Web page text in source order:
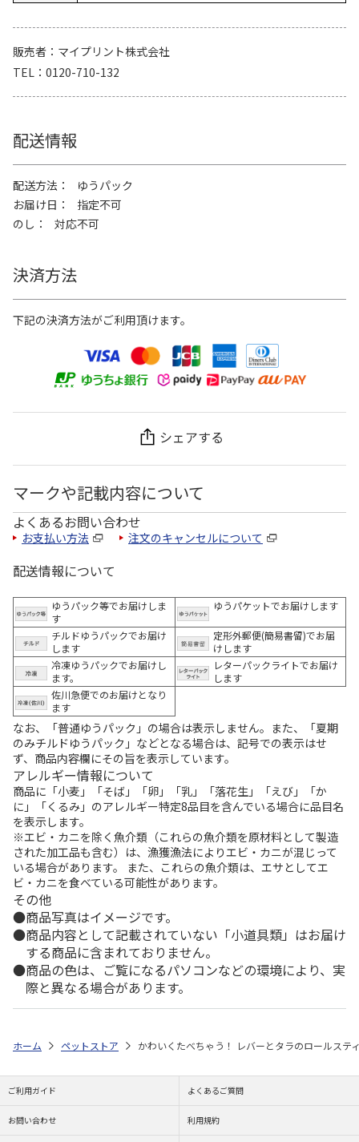
販売者
マイプリント株式会社
TEL
0120-710-132
配送情報
配送方法
ゆうパック
お届け日
指定不可
のし
対応不可
決済方法
下記の決済方法がご利用頂けます。
シェアする
マークや記載内容について
よくあるお問い合わせ
お支払い方法 注文のキャンセルについて
配送情報について
ゆうパック等でお届けしま
す
ゆうパケットでお届けします
チルドゆうパックでお届け
します
定形外郵便(簡易書留)でお届
けします
冷凍ゆうパックでお届けし
ます。
レターパックライトでお届け
します
佐川急便でのお届けとなり
ます
なお、「普通ゆうパック」の場合は表示しません。また、「夏期
のみチルドゆうパック」などとなる場合は、記号での表示はせ
ず、商品内容欄にその旨を表示しています。
アレルギー情報について
商品に「小麦」「そば」「卵」「乳」「落花生」「えび」「か
に」「くるみ」のアレルギー特定8品目を含んでいる場合に品目名
を表示します。
※エビ・カニを除く魚介類（これらの魚介類を原材料として製造
された加工品も含む）は、漁獲漁法によりエビ・カニが混じって
いる場合があります。 また、これらの魚介類は、エサとしてエ
ビ・カニを食べている可能性があります。
その他
商品写真はイメージです。
商品内容として記載されていない「小道具類」はお届け
する商品に含まれておりません。
商品の色は、ご覧になるパソコンなどの環境により、実
際と異なる場合があります。
ホーム ペットストア かわいくたべちゃう！ レバーとタラのロールステ
ご利用ガイド よくあるご質問
お問い合わせ 利用規約